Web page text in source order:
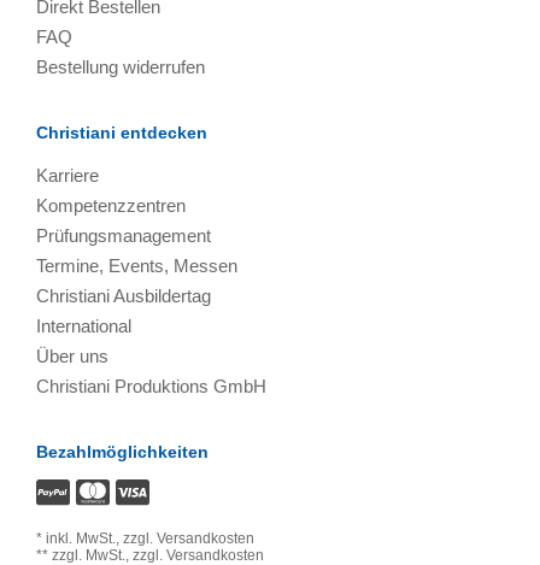
Direkt Bestellen
FAQ
Bestellung widerrufen
Christiani entdecken
Karriere
Kompetenzzentren
Prüfungsmanagement
Termine, Events, Messen
Christiani Ausbildertag
International
Über uns
Christiani Produktions GmbH
Bezahlmöglichkeiten
* inkl. MwSt., zzgl. Versandkosten
** zzgl. MwSt., zzgl. Versandkosten